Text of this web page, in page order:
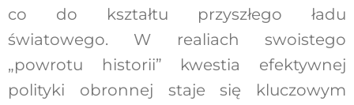
co do kształtu przyszłego ładu
światowego. W realiach swoistego
„powrotu historii” kwestia efektywnej
polityki obronnej staje się kluczowym